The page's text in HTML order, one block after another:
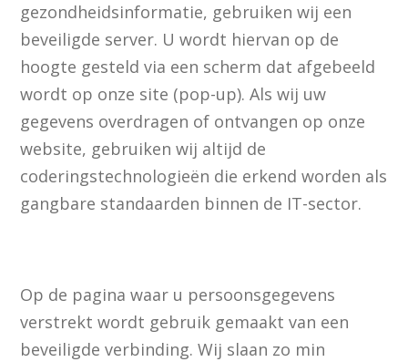
gezondheidsinformatie, gebruiken wij een
beveiligde server. U wordt hiervan op de
hoogte gesteld via een scherm dat afgebeeld
wordt op onze site (pop-up). Als wij uw
gegevens overdragen of ontvangen op onze
website, gebruiken wij altijd de
coderingstechnologieën die erkend worden als
gangbare standaarden binnen de IT-sector.
Op de pagina waar u persoonsgegevens
verstrekt wordt gebruik gemaakt van een
beveiligde verbinding. Wij slaan zo min